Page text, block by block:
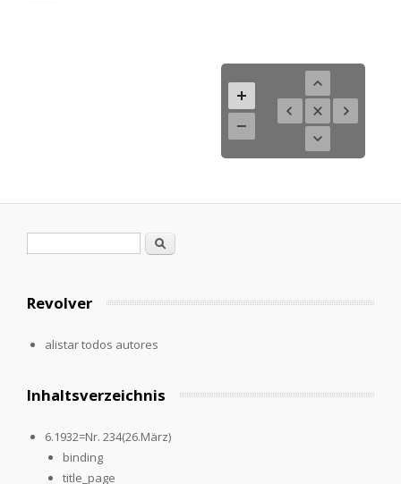
Formulario de búsqueda
Buscar
Revolver
alistar todos autores
Inhaltsverzeichnis
6.1932=Nr. 234(26.März)
binding
title_page